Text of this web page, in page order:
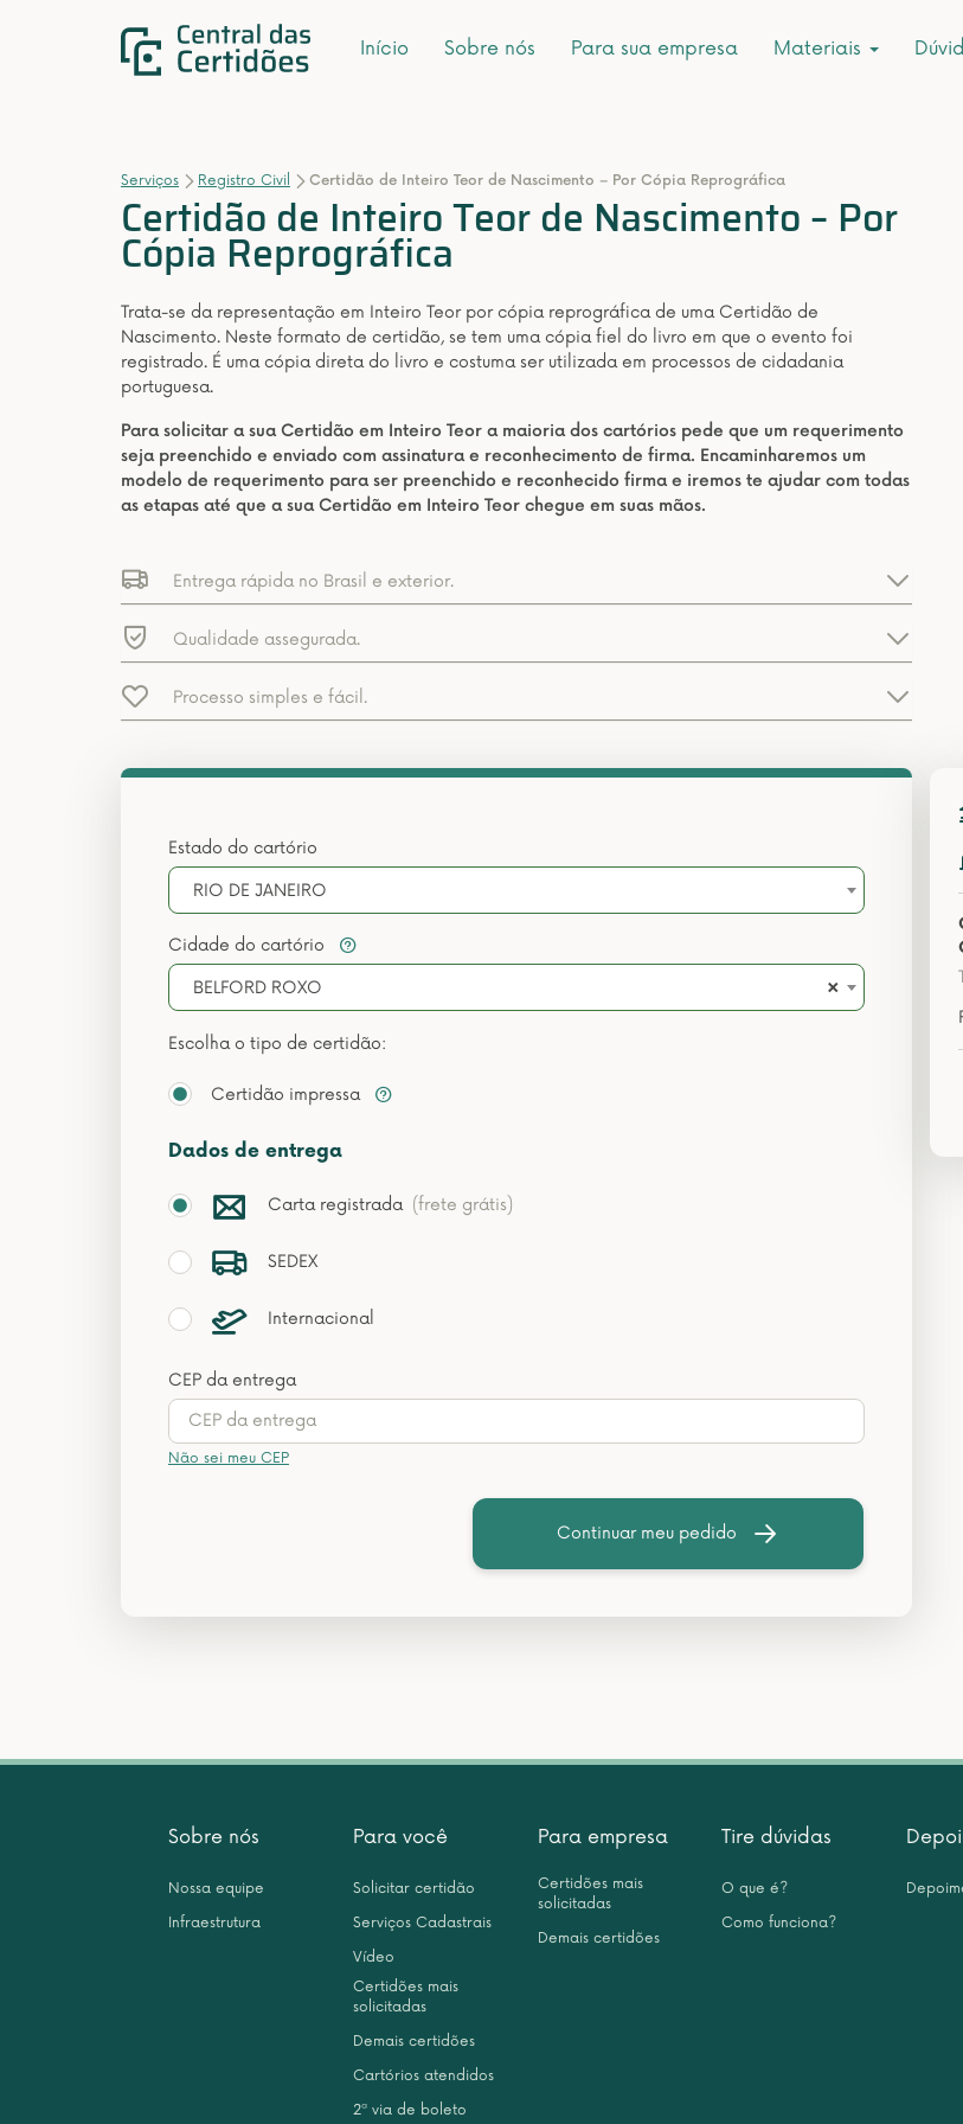
Início Sobre nós Para sua empresa Materiais
Serviços Registro Civil Certidão de Inteiro Teor de Nascimento – Por Cópia Reprográfica
Certidão de Inteiro Teor de Nascimento – Por
Cópia Reprográfica
Trata-se da representação em Inteiro Teor por cópia reprográfica de uma Certidão de
Nascimento. Neste formato de certidão, se tem uma cópia fiel do livro em que o evento foi
registrado. É uma cópia direta do livro e costuma ser utilizada em processos de cidadania
portuguesa.
Para solicitar a sua Certidão em Inteiro Teor a maioria dos cartórios pede que um requerimento
seja preenchido e enviado com assinatura e reconhecimento de firma. Encaminharemos um
modelo de requerimento para ser preenchido e reconhecido firma e iremos te ajudar com todas
as etapas até que a sua Certidão em Inteiro Teor chegue em suas mãos.
Entrega rápida no Brasil e exterior.
Qualidade assegurada.
Processo simples e fácil.
Estado do cartório
RIO DE JANEIRO
Cidade do cartório
×
BELFORD ROXO
Escolha o tipo de certidão:
Certidão impressa
Dados de entrega
Carta registrada (frete grátis)
SEDEX
Internacional
CEP da entrega
Não sei meu CEP
Continuar meu pedido
Sobre nós
Nossa equipe
Infraestrutura
Para você
Solicitar certidão
Serviços Cadastrais
Vídeo
Certidões mais
solicitadas
Demais certidões
Cartórios atendidos
2ª via de boleto
Para empresa
Certidões mais
solicitadas
Demais certidões
Tire dúvidas
O que é?
Como funciona?